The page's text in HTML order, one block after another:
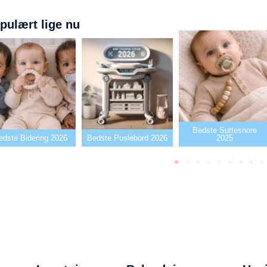
lige nu
Puslebord 2026
Bedste Suttesnore
2025
Bedste Sutter2026